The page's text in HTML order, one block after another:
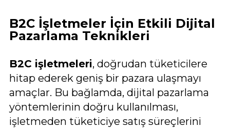
B2C İşletmeler İçin Etkili Dijital
Pazarlama Teknikleri
B2C işletmeleri, doğrudan tüketicilere
hitap ederek geniş bir pazara ulaşmayı
amaçlar. Bu bağlamda, dijital pazarlama
yöntemlerinin doğru kullanılması,
işletmeden tüketiciye satış süreçlerini